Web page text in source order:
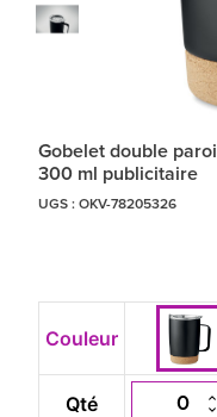
Gobelet double paroi
300 ml publicitaire
UGS : OKV-78205326
Couleur
Qté